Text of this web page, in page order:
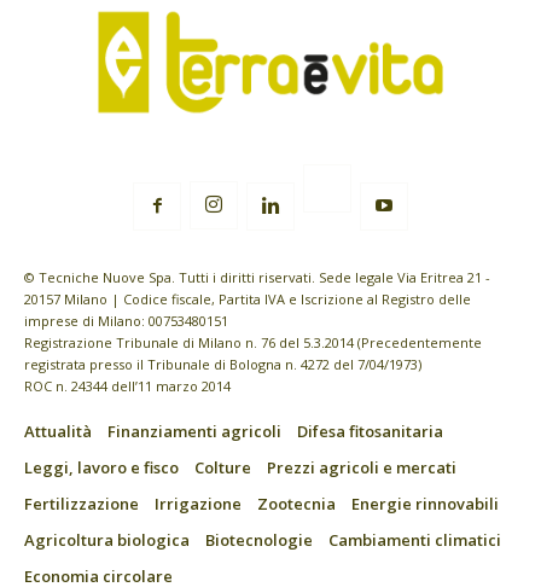
© Tecniche Nuove Spa. Tutti i diritti riservati. Sede legale Via Eritrea 21 -
20157 Milano | Codice fiscale, Partita IVA e Iscrizione al Registro delle
imprese di Milano: 00753480151
Registrazione Tribunale di Milano n. 76 del 5.3.2014 (Precedentemente
registrata presso il Tribunale di Bologna n. 4272 del 7/04/1973)
ROC n. 24344 dell’11 marzo 2014
Attualità Finanziamenti agricoli
Difesa fitosanitaria
Leggi, lavoro e fisco
Colture
Prezzi agricoli e mercati
Fertilizzazione
Irrigazione Zootecnia
Energie rinnovabili
Agricoltura biologica
Biotecnologie
Cambiamenti climatici
Economia circolare